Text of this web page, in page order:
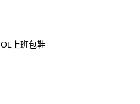
OL上班包鞋